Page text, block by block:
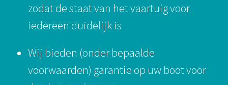
zodat de staat van het vaartuig voor
iedereen duidelijk is
Wij bieden (onder bepaalde
voorwaarden) garantie op uw boot voor